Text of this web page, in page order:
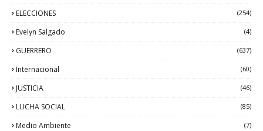
ELECCIONES (254)
Evelyn Salgado (4)
GUERRERO (637)
Internacional (60)
JUSTICIA (46)
LUCHA SOCIAL (85)
Medio Ambiente (7)